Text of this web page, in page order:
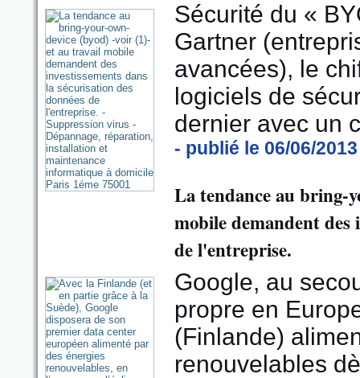
Sécurité du «
Gartner
avancées), le
logiciels de
dernier avec un
- publié le 06/06/2013
La tendance au bring-
mobile demandent des
de l'entreprise.
Google, au
propre en
(Finlande)
renouvelables